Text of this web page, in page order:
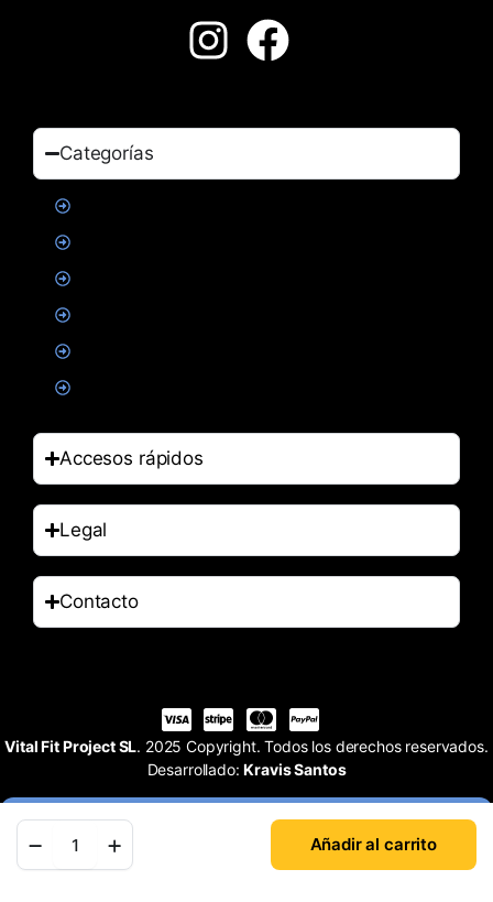
Añadir al carrito
Categorías
Accesos rápidos
Legal
Contacto
Vital Fit Project SL. 2025 Copyright. Todos los derechos reservados.
Desarrollado:Kravis Santos
Tienda Cuenta